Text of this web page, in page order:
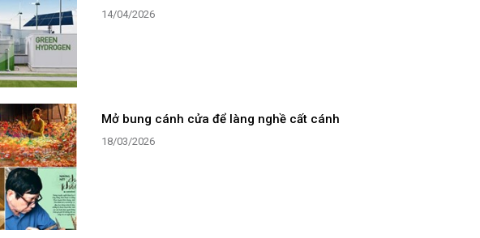
14/04/2026
Mở bung cánh cửa để làng nghề cất cánh
18/03/2026